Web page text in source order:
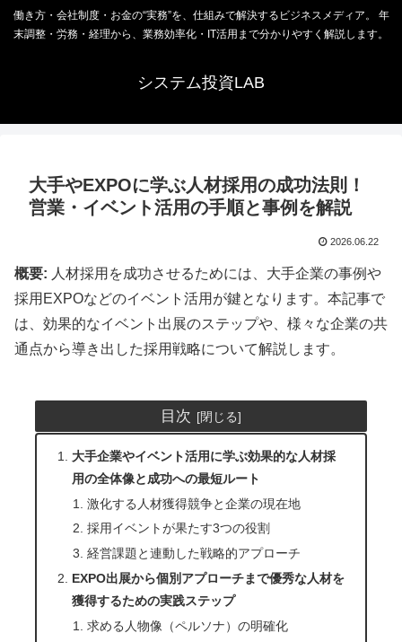
働き方・会社制度・お金の“実務”を、仕組みで解決するビジネスメディア。 年
末調整・労務・経理から、業務効率化・IT活用まで分かりやすく解説します。
システム投資LAB
大手やEXPOに学ぶ人材採用の成功法則！
営業・イベント活用の手順と事例を解説
2026.06.22
概要: 人材採用を成功させるためには、大手企業の事例や
採用EXPOなどのイベント活用が鍵となります。本記事で
は、効果的なイベント出展のステップや、様々な企業の共
通点から導き出した採用戦略について解説します。
目次
大手企業やイベント活用に学ぶ効果的な人材採
用の全体像と成功への最短ルート
激化する人材獲得競争と企業の現在地
採用イベントが果たす3つの役割
経営課題と連動した戦略的アプローチ
EXPO出展から個別アプローチまで優秀な人材を
獲得するための実践ステップ
求める人物像（ペルソナ）の明確化